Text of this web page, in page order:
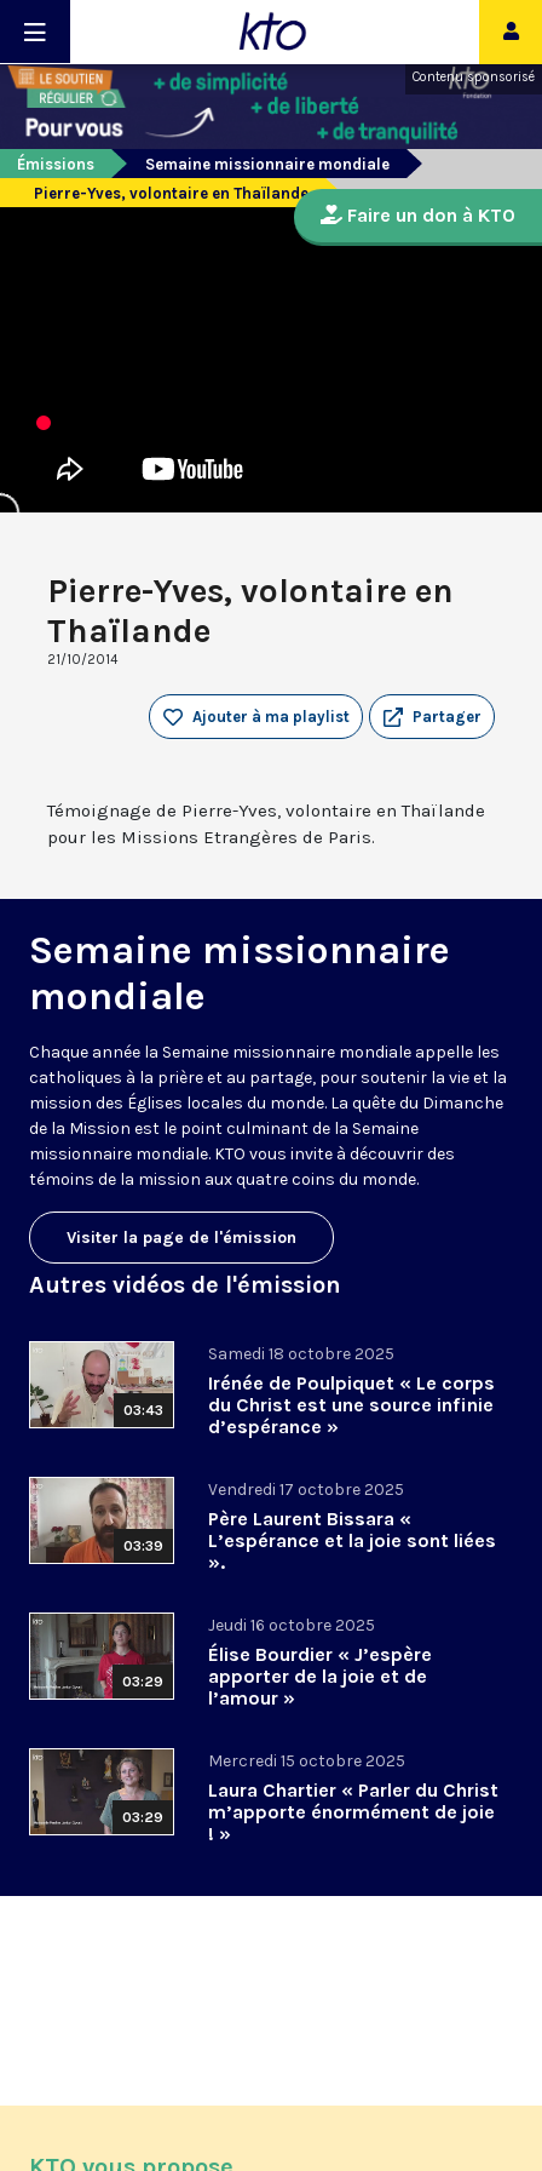
Contenu sponsorisé
Émissions
Semaine missionnaire mondiale
Pierre-Yves, volontaire en Thaïlande
Pierre-Yves, volontaire en
Thaïlande
21/10/2014
Partager
Ajouter à ma playlist
Témoignage de Pierre-Yves, volontaire en Thaïlande
pour les Missions Etrangères de Paris.
Semaine missionnaire
mondiale
Chaque année la Semaine missionnaire mondiale appelle les
catholiques à la prière et au partage, pour soutenir la vie et la
mission des Églises locales du monde. La quête du Dimanche
de la Mission est le point culminant de la Semaine
missionnaire mondiale. KTO vous invite à découvrir des
témoins de la mission aux quatre coins du monde.
Visiter la page de l'émission
Autres vidéos de l'émission
03:43
Samedi 18 octobre 2025
Irénée de Poulpiquet « Le corps
du Christ est une source infinie
d’espérance »
03:39
Vendredi 17 octobre 2025
Père Laurent Bissara «
L’espérance et la joie sont liées
».
03:29
Jeudi 16 octobre 2025
Élise Bourdier « J’espère
apporter de la joie et de
l’amour »
03:29
Mercredi 15 octobre 2025
Laura Chartier « Parler du Christ
m’apporte énormément de joie
! »
Faire un don à KTO